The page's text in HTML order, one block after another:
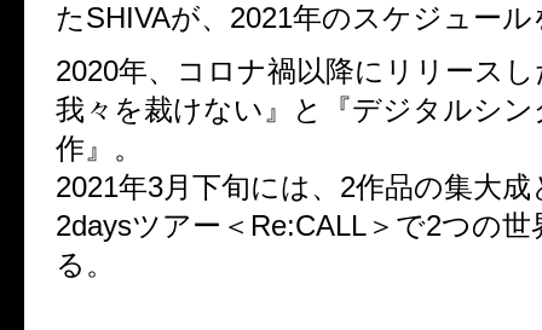
たSHIVAが、2021年のスケジュール
2020年、コロナ禍以降にリリース
我々を裁けない』と『デジタルシン
作』。
2021年3月下旬には、2作品の集大
2daysツアー＜Re:CALL＞で2つの世
る。